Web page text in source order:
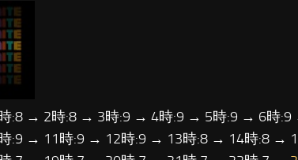
:8 → 2時:8 → 3時:9 → 4時:9 → 5時:9 → 6時
:9 → 11時:9 → 12時:9 → 13時:8 → 14時:8 →